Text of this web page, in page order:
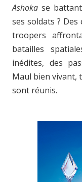
Ashoka se
ses soldats ? Des
troopers
batailles
inédites, des
Maul bien vivant,
sont réunis.